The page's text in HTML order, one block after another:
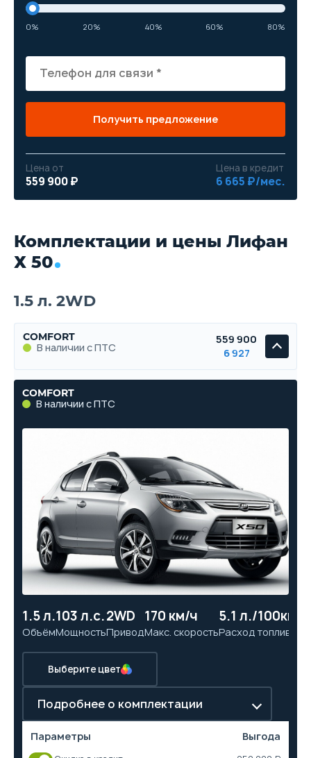
0% 20% 40% 60% 80%
Получить предложение
Цена от
559 900 ₽
Цена в кредит
6 665 ₽/мес.
Комплектации и цены Лифан
Х 50
1.5 л. 2WD
COMFORT
В наличии с ПТС
559 900
6 927
COMFORT
В наличии с ПТС
1.5 л.
Объём
103 л.с.
Мощность
2WD
Привод
170 км/ч
Макс. скорость
5.1 л./100км
Расход топлива
Выберите цвет
Подробнее о комплектации
Параметры Выгода